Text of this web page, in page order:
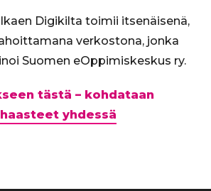
Digikilta toimii itsenäisenä,
verkostona, jonka
Suomen eOppimiskeskus ry.
tästä – kohdataan
yhdessä